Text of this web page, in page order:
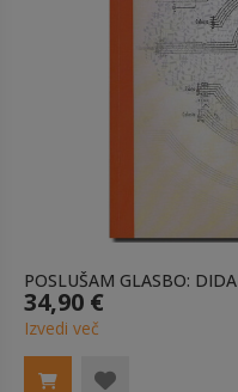
POSLUŠAM GLASBO:
34,90 €
Izvedi več